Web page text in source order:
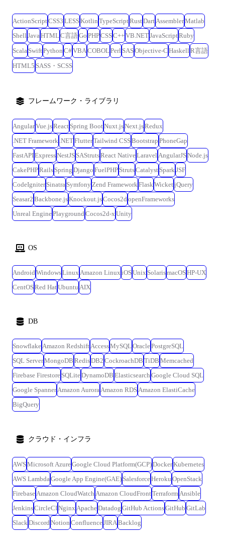
て、本質的なエンゲージメント強化に挑戦しています。クライアント、
ワーカー双方にとって必要な時に、必要な「はたらく」を提供する体験
を社会の当たり前にするため、ユーザー価値と事業収益の両輪をプロダ
クト主導で回し続ける、ダイナミックな進化を追求しています。 <新規
事業領域> スポットワーク事業で培った強固なアセットを活かし、事業
長期雇用、介護などのバーティカル領域に深く踏み込んだプロダクト開
最大活用して、新しい「はたらく」の形をゼロから立ち上げ、成長させ
ることに向き合います。 <プラットフォーム領域> タイミーが「はたら
く」のインフラへと進化するための、戦略的基盤を構築する領域です。
私たちは現在、既存の「タイミー」に加え、複数の新規プロダクトを連
続的に生み出すマルチプロダクト展開を加速させています。この成長を
支えるため、プラットフォーム領域では「はたらく」にまつわるドメイ
ンを分解・再定義し、プロダクト間で共通利用できる価値ある資産にす
ることを目指しています。 単なるシステムの共通化(ID管理・決済・本人
確認など)に留まらず、日々の就業実績や評価を「信頼データ」として蓄
積・活用することで、「タイミーではたらくほどに信用が積み上がり、
支えます。 【開発環境】 <Backend> ●開発言語: Ruby 3.4系 ●フレームワ
データストア:MySQL8.0系、Redis ●ツール: Docker、OpenAPI、
CircleCI、GitHub Actions、AWS、Terraform、Datadog、Sentry
<Infrastructure> ●AWS(ECS Fargate, Aurora, RDS, S3, ElastiCache,
<Monitoring> ●Datadog, Sentry <CI/CD> ●CircleCI, GitHub Actions,
Slack, Notion ●その他: Firebase, twilio, ImageFlux, OneSignal, Figma etc…
●AIエージェント・LLMツール: GitHub Copilot Coding Agent, Devin,
Cursor, Claude Code 【組織カルチャー】 <開発組織のカルチャー> タイミ
ーの開発組織は個々人の志向や特性の多様性を「許容」するのではなく
「歓迎」する組織です。 各メンバーの多様性を彩りとして捉えて決して
否定せず、強みとして重ね合わせて、同じチーム、プロダクトの目標を
達成を実現できる組織を目指しています。 また、Spotifyモデルや
クラムマスターなどマネジメント専門職を各チームに配置しています。
コミュニティ活動> 社内の所属チームを超えたiOSやAndroidなど専門的
な技術テーマごとに取り扱うコミュニティ活動も活発で、組織図を超え
たオープンなコミュニケーションが行われています。 また、RubyKaigi
や Kaigi on Railsを始めとしたカンファレンスのスポンサー活動やイベン
ト登壇、記事の発信など技術コミュニティへの貢献や広報にも力を入れ
ています。 <オンボーディング> メンバー一人ひとりが能力を発揮して、
チームで活躍できる環境を目指して様々なオンボーディングプログラム
ActionScriptCSS3 LESSKotlin TypeScriptRustDart AssemblerMatlab
Shell Java HTML C言語Go PHPCSSC++VB.NETJavaScriptRuby
Scala SwiftPython C#VBA COBOL Perl SASObjective-C Haskell R言語
HTML5 SASS・SCSS
フレームワーク・ライブラリ
AngularVue.jsReact Spring BootNuxt.jsNext.jsRedux
.NET Framework .NETFlutterTailwind CSSBootstrap PhoneGap
FastAPIExpressNestJS SAStrutsReact NativeLaravel AngularJSNode.js
CakePHPRails Spring Django FuelPHP StrutsCatalyst Spark JSF
CodeIgniter Sinatra Symfony Zend Framework Flask WicketjQuery
Seasar2 Backbone.jsKnockout.jsCocos2d openFrameworks
Unreal EnginePlayground Cocos2d-x Unity
OS
Android WindowsLinux Amazon Linux iOSUnix SolarismacOSHP-UX
CentOSRed HatUbuntu AIX
DB
Snowflake Amazon Redshift AccessMySQL OraclePostgreSQL
SQL ServerMongoDB RedisDB2 CockroachDB TiDB Memcached
Firebase Firestore SQLiteDynamoDB Elasticsearch Google Cloud SQL
Google Spanner Amazon Aurora Amazon RDS Amazon ElastiCache
BigQuery
クラウド・インフラ
AWSMicrosoft AzureGoogle Cloud Platform(GCP)DockerKubernetes
AWS Lambda Google App Engine(GAE) SalesforceHeroku OpenStack
Firebase Amazon CloudWatch Amazon CloudFrontTerraform Ansible
JenkinsCircleCINginx ApacheDatadog GitHub ActionsGitHub GitLab
Slack Discord Notion ConfluenceJIRA Backlog